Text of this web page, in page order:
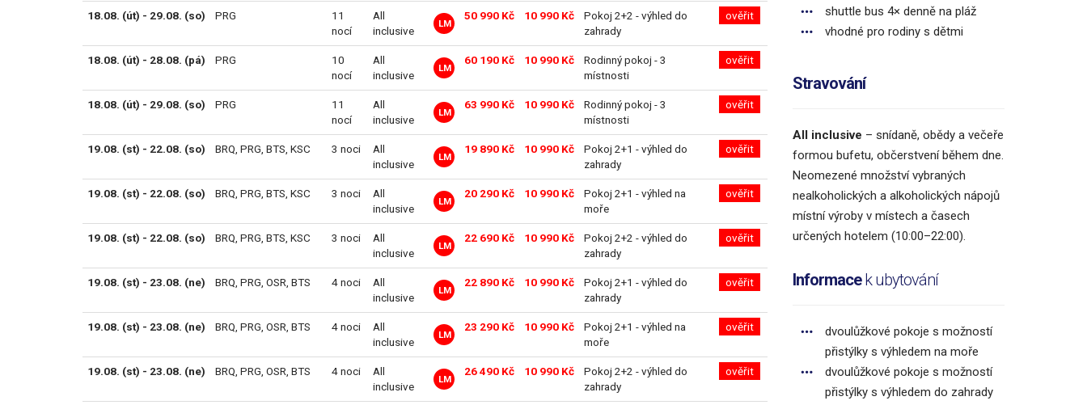
18.08. (út) - 29.08. (so) PRG
11
nocí
All
inclusive
LM
50 990 Kč 10 990 Kč
Pokoj 2+2 - výhled do
zahrady
ověřit
18.08. (út) - 28.08. (pá) PRG
10
nocí
All
inclusive
LM
60 190 Kč 10 990 Kč
Rodinný pokoj - 3
místnosti
ověřit
18.08. (út) - 29.08. (so) PRG
11
nocí
All
inclusive
LM
63 990 Kč 10 990 Kč
Rodinný pokoj - 3
místnosti
ověřit
19.08. (st) - 22.08. (so) BRQ, PRG, BTS, KSC 3 noci
All
inclusive
LM
19 890 Kč 10 990 Kč
Pokoj 2+1 - výhled do
zahrady
ověřit
19.08. (st) - 22.08. (so) BRQ, PRG, BTS, KSC 3 noci
All
inclusive
LM
20 290 Kč 10 990 Kč
Pokoj 2+1 - výhled na
moře
ověřit
19.08. (st) - 22.08. (so) BRQ, PRG, BTS, KSC 3 noci
All
inclusive
LM
22 690 Kč 10 990 Kč
Pokoj 2+2 - výhled do
zahrady
ověřit
19.08. (st) - 23.08. (ne) BRQ, PRG, OSR, BTS 4 noci
All
inclusive
LM
22 890 Kč 10 990 Kč
Pokoj 2+1 - výhled do
zahrady
ověřit
19.08. (st) - 23.08. (ne) BRQ, PRG, OSR, BTS 4 noci
All
inclusive
LM
23 290 Kč 10 990 Kč
Pokoj 2+1 - výhled na
moře
ověřit
19.08. (st) - 23.08. (ne) BRQ, PRG, OSR, BTS 4 noci
All
inclusive
LM
26 490 Kč 10 990 Kč
Pokoj 2+2 - výhled do
zahrady
ověřit
shuttle bus 4× denně na pláž
vhodné pro rodiny s dětmi
Stravování
All inclusive – snídaně, obědy a večeře
formou bufetu, občerstvení během dne.
Neomezené množství vybraných
nealkoholických a alkoholických nápojů
místní výroby v místech a časech
určených hotelem (10:00–22:00).
Informacek ubytování
dvoulůžkové pokoje s možností
přistýlky s výhledem na moře
dvoulůžkové pokoje s možností
přistýlky s výhledem do zahrady